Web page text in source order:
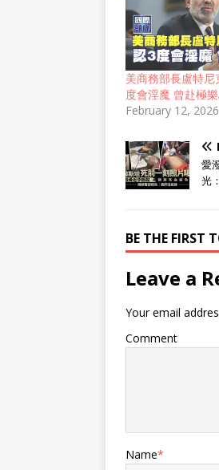
美商務部長盧特
度會淫魔 曾赴極
February 12, 2026
愛
光
BE THE FIRST
Leave a
Your email
Comment
Name*